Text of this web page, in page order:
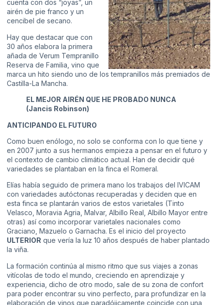
cuenta con dos “joyas”, un
airén de pie franco y un
cencibel de secano.
Hay que destacar que con
30 años elabora la primera
añada de Verum Tempranillo
Reserva de Familia, vino que
marca un hito siendo uno de los tempranillos más premiados de
Castilla-La Mancha.
EL MEJOR AIRÉN QUE HE PROBADO NUNCA
(Jancis Robinson)
ANTICIPANDO EL FUTURO
Como buen enólogo, no solo se conforma con lo que tiene y
en 2007 junto a sus hermanos empieza a pensar en el futuro y
el contexto de cambio climático actual. Han de decidir qué
variedades se plantaban en la finca el Romeral.
Elías había seguido de primera mano los trabajos del IVICAM
con variedades autóctonas recuperadas y deciden que en
esta finca se plantarán varios de estos varietales (Tinto
Velasco, Moravia Agria, Malvar, Albillo Real, Albillo Mayor entre
otras) así como incorporar varietales nacionales como
Graciano, Mazuelo o Garnacha. Es el inicio del proyecto
ULTERIOR que vería la luz 10 años después de haber plantado
la viña.
La formación continúa al mismo ritmo que sus viajes a zonas
vitícolas de todo el mundo, creciendo en aprendizaje y
experiencia, dicho de otro modo, sale de su zona de confort
para poder encontrar su vino perfecto, para profundizar en la
elaboración de vinos que paradójicamente coincide con una